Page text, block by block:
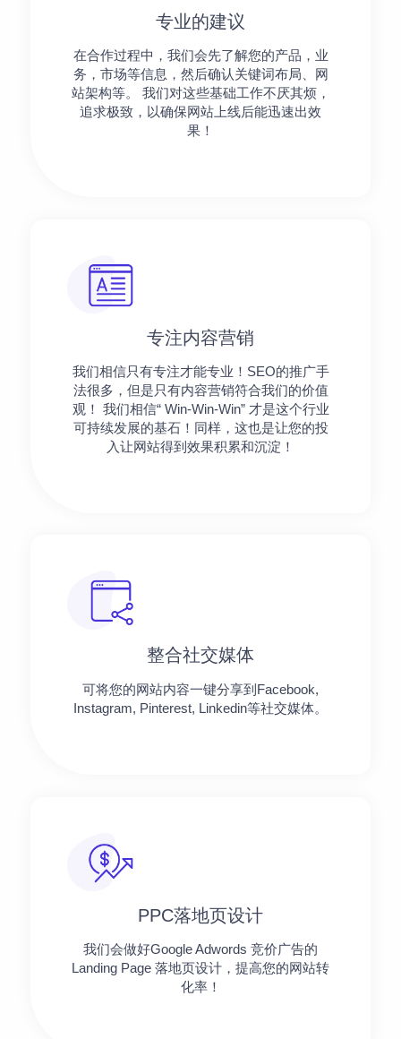
专业的建议
在合作过程中，我们会先了解您的产品，业
务，市场等信息，然后确认关键词布局、网
站架构等。 我们对这些基础工作不厌其烦，
追求极致，以确保网站上线后能迅速出效
果！
专注内容营销
我们相信只有专注才能专业！SEO的推广手
法很多，但是只有内容营销符合我们的价值
观！ 我们相信“ Win-Win-Win” 才是这个行业
可持续发展的基石！同样，这也是让您的投
入让网站得到效果积累和沉淀！
整合社交媒体
可将您的网站内容一键分享到Facebook,
Instagram, Pinterest, Linkedin等社交媒体。
PPC落地页设计
我们会做好Google Adwords 竞价广告的
Landing Page 落地页设计，提高您的网站转
化率！